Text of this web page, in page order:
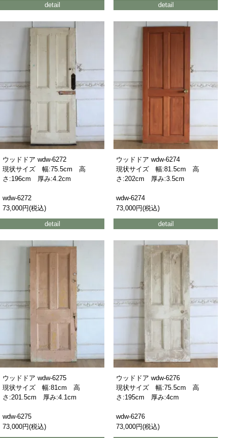
detail detail
ウッドドア wdw-6272
現状サイズ 幅:75.5cm 高
さ:196cm 厚み:4.2cm
wdw-6272
73,000円(税込)
detail
ウッドドア wdw-6274
現状サイズ 幅:81.5cm 高
さ:202cm 厚み:3.5cm
wdw-6274
73,000円(税込)
detail
ウッドドア wdw-6275
現状サイズ 幅:81cm 高
さ:201.5cm 厚み:4.1cm
wdw-6275
73,000円(税込)
ウッドドア wdw-6276
現状サイズ 幅:75.5cm 高
さ:195cm 厚み:4cm
wdw-6276
73,000円(税込)